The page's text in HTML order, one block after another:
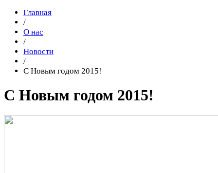
Главная
/
О нас
/
Новости
/
С Новым годом 2015!
С Новым годом 2015!